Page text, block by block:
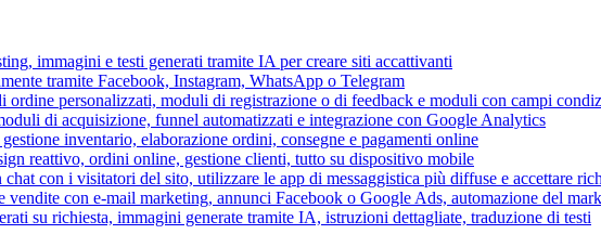
immagini e testi generati tramite IA per creare siti accattivanti
tramite Facebook, Instagram, WhatsApp o Telegram
ordine personalizzati, moduli di registrazione o di feedback e moduli con campi
di acquisizione, funnel automatizzati e integrazione con Google Analytics
inventario, elaborazione ordini, consegne e pagamenti online
reattivo, ordini online, gestione clienti, tutto su dispositivo mobile
con i visitatori del sito, utilizzare le app di messaggistica più diffuse e accettare
vendite con e-mail marketing, annunci Facebook o Google Ads, automazione del
su richiesta, immagini generate tramite IA, istruzioni dettagliate, traduzione di testi